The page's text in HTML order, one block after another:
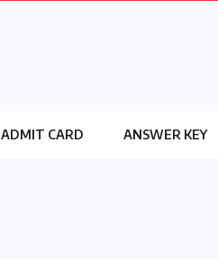
ADMIT CARD ANSWER KEY